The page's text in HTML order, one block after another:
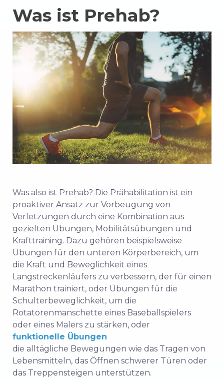
Was ist Prehab?
Was also ist Prehab? Die Prähabilitation ist ein
proaktiver Ansatz zur Vorbeugung von
Verletzungen durch eine Kombination aus
gezielten Übungen, Mobilitätsübungen und
Krafttraining. Dazu gehören beispielsweise
Übungen für den unteren Körperbereich, um
die Kraft und Beweglichkeit eines
Langstreckenläufers zu verbessern, der für einen
Marathon trainiert, oder Übungen für die
Schulterbeweglichkeit, um die
Rotatorenmanschette eines Baseballspielers
oder eines Malers zu stärken, oder
funktionelle Übungen
die alltägliche Bewegungen wie das Tragen von
Lebensmitteln, das Öffnen schwerer Türen oder
das Treppensteigen unterstützen.